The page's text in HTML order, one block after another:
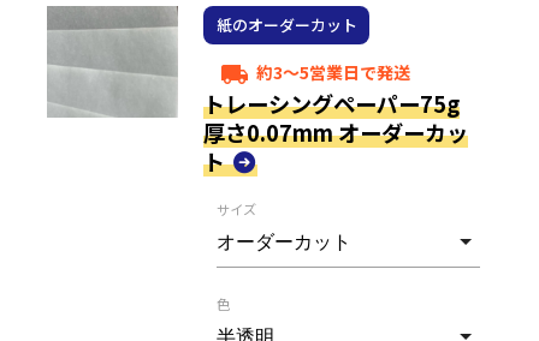
紙のオーダーカット
local_shipping 約3～5営業日で発送
トレーシングペーパー75g
厚さ0.07mm オーダーカッ
ト
サイズ
色